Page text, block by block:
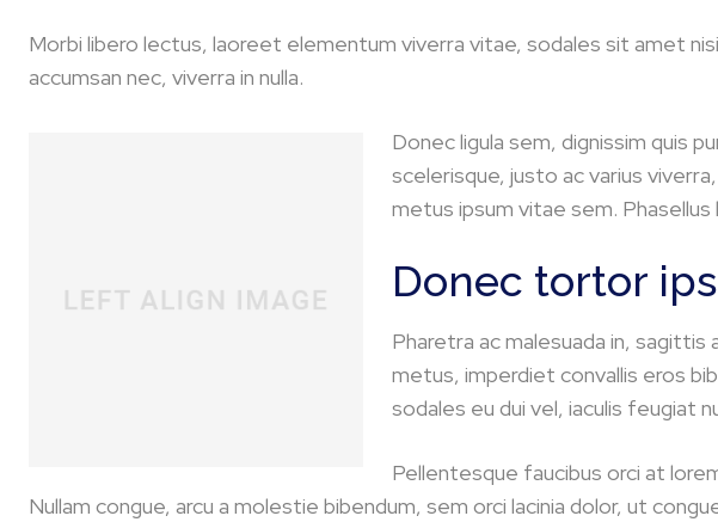
Morbi libero lectus, laoreet elementum viverra vitae, sodales sit amet
accumsan nec, viverra in nulla.
Donec ligula sem, dignissim quis
scelerisque, justo ac varius
metus ipsum vitae sem.
Donec tortor
Pharetra ac malesuada in,
metus, imperdiet convallis eros
sodales eu dui vel, iaculis feugiat
Pellentesque faucibus orci at
Nullam congue, arcu a molestie bibendum, sem orci lacinia dolor, ut